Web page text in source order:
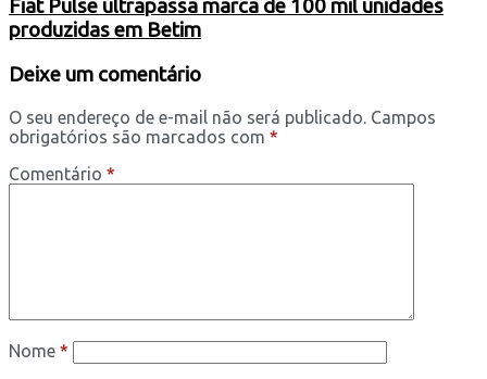
Fiat Pulse ultrapassa marca de 100 mil unidades
produzidas em Betim
Deixe um comentário
O seu endereço de e-mail não será publicado. Campos
obrigatórios são marcados com *
Comentário *
Nome *